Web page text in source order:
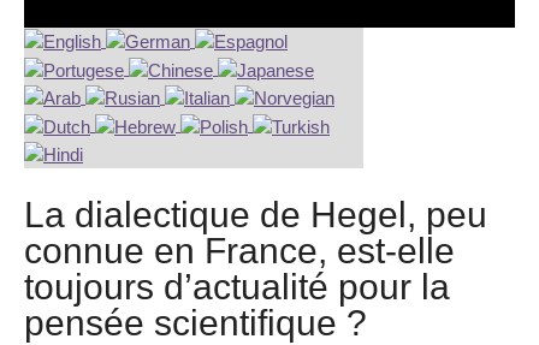
La dialectique de Hegel, peu
connue en France, est-elle
toujours d’actualité pour la
pensée scientifique ?